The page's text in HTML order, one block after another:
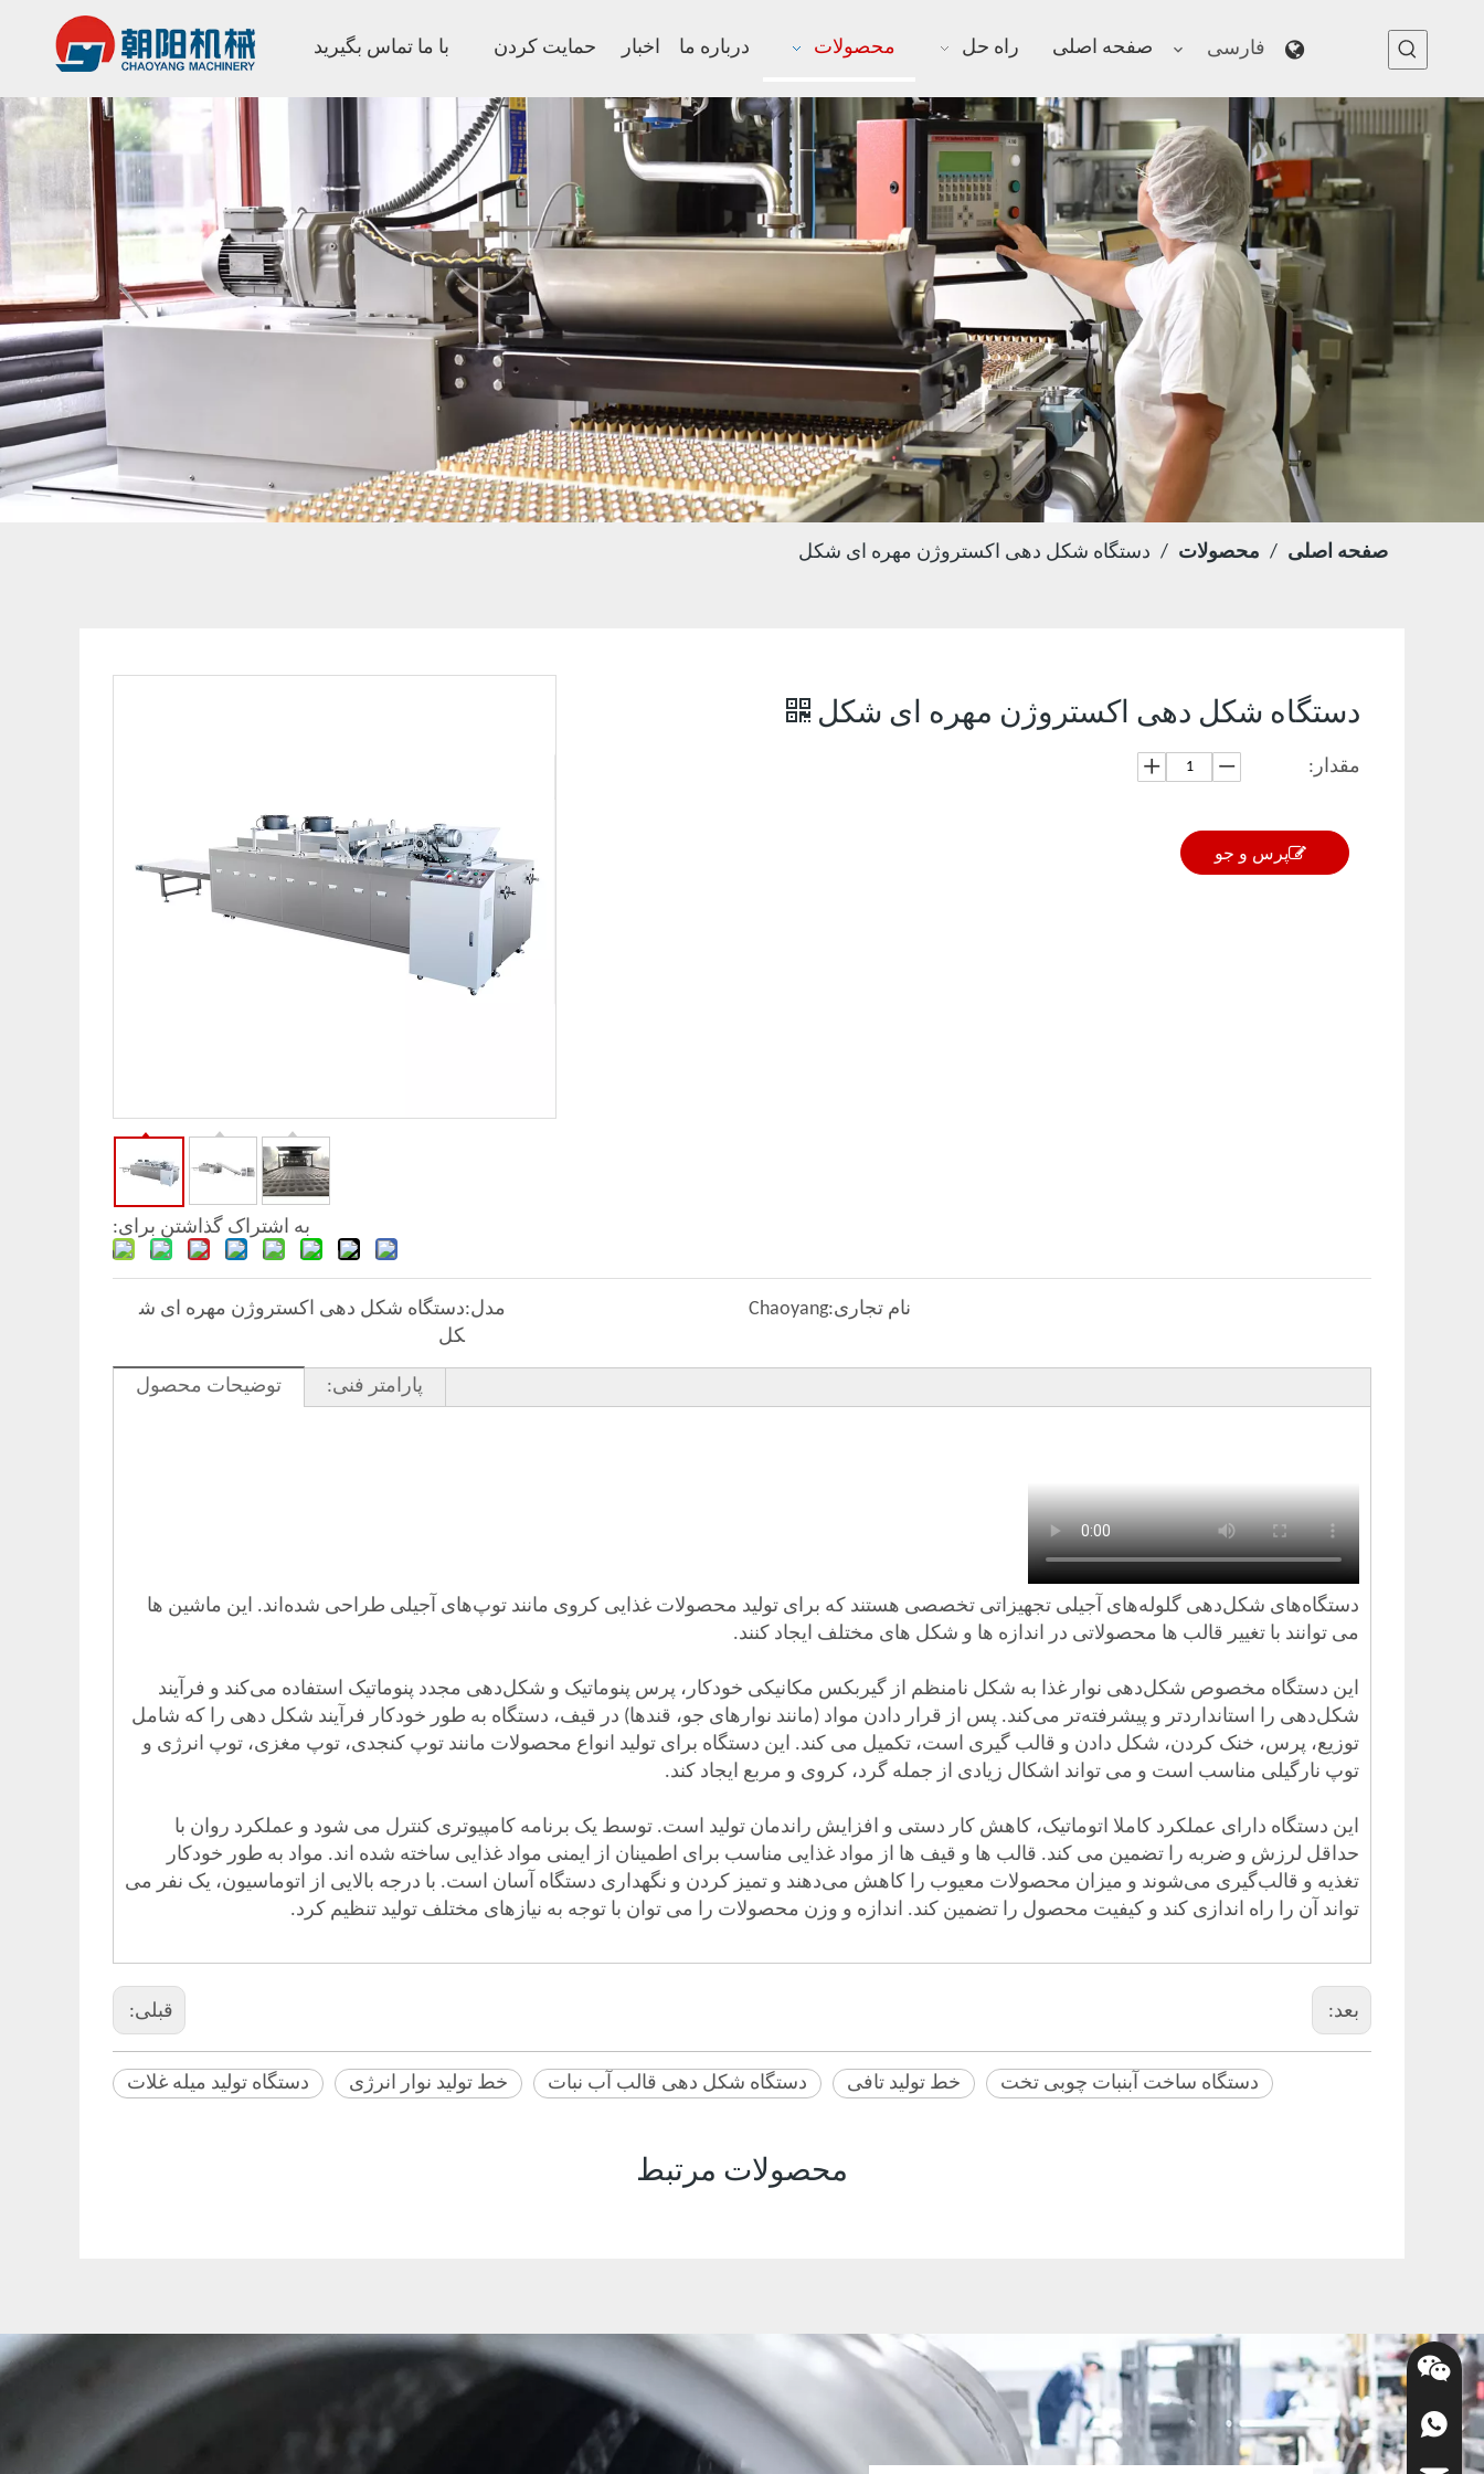
صفحه اصلی راه حل محصولات درباره ما اخبار حمایت کردن با ما تماس بگیرید فارسی
صفحه اصلی / محصولات / دستگاه شکل دهی اکستروژن مهره ای شکل
به اشتراک گذاشتن برای:
دستگاه شکل دهی اکستروژن مهره ای شکل
مقدار:
پرس و جو
مدل:دستگاه شکل دهی اکستروژن مهره ای ش
کل
نام تجاری:Chaoyang
توضیحات محصول پارامتر فنی:
دستگاه‌های شکل‌دهی گلوله‌های آجیلی تجهیزاتی تخصصی هستند که برای تولید محصولات غذایی کروی مانند توپ‌های آجیلی طراحی شده‌اند. این ماشین ها
می توانند با تغییر قالب ها محصولاتی در اندازه ها و شکل های مختلف ایجاد کنند.
این دستگاه مخصوص شکل‌دهی نوار غذا به شکل نامنظم از گیربکس مکانیکی خودکار، پرس پنوماتیک و شکل‌دهی مجدد پنوماتیک استفاده می‌کند و فرآیند
شکل‌دهی را استانداردتر و پیشرفته‌تر می‌کند. پس از قرار دادن مواد (مانند نوارهای جو، قندها) در قیف، دستگاه به طور خودکار فرآیند شکل دهی را که شامل
توزیع، پرس، خنک کردن، شکل دادن و قالب گیری است، تکمیل می کند. این دستگاه برای تولید انواع محصولات مانند توپ کنجدی، توپ مغزی، توپ انرژی و
توپ نارگیلی مناسب است و می تواند اشکال زیادی از جمله گرد، کروی و مربع ایجاد کند.
این دستگاه دارای عملکرد کاملا اتوماتیک، کاهش کار دستی و افزایش راندمان تولید است. توسط یک برنامه کامپیوتری کنترل می شود و عملکرد روان با
حداقل لرزش و ضربه را تضمین می کند. قالب ها و قیف ها از مواد غذایی مناسب برای اطمینان از ایمنی مواد غذایی ساخته شده اند. مواد به طور خودکار
تغذیه و قالب‌گیری می‌شوند و میزان محصولات معیوب را کاهش می‌دهند و تمیز کردن و نگهداری دستگاه آسان است. با درجه بالایی از اتوماسیون، یک نفر می
تواند آن را راه اندازی کند و کیفیت محصول را تضمین کند. اندازه و وزن محصولات را می توان با توجه به نیازهای مختلف تولید تنظیم کرد.
قبلی: بعد:
دستگاه تولید میله غلات خط تولید نوار انرژی دستگاه شکل دهی قالب آب نبات خط تولید تافی دستگاه ساخت آبنبات چوبی تخت
محصولات مرتبط
+86-136-0511-0389